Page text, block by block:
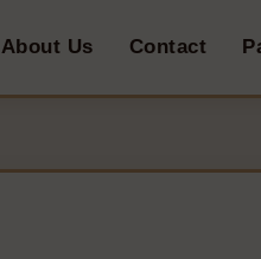
About Us Contact